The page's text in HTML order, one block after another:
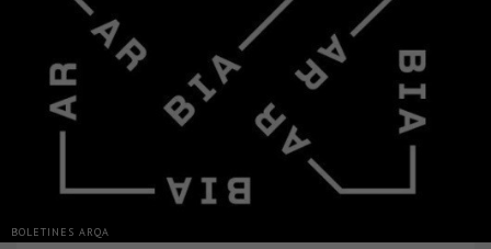
BOLETINES ARQA